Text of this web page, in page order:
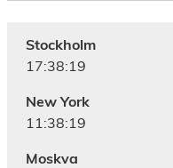
Alternative:
Stockholm
17:38:20
New York
11:38:20
Moskva